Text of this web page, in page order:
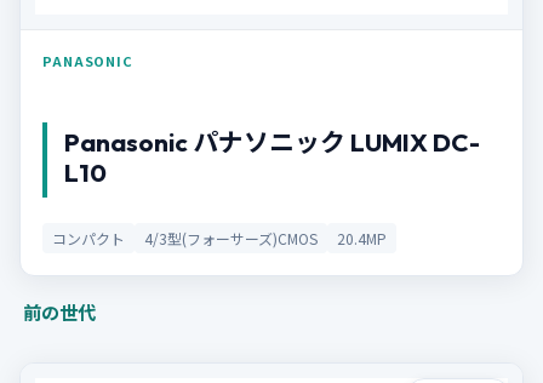
PANASONIC
Panasonic パナソニック LUMIX DC-
L10
コンパクト 4/3型(フォーサーズ)CMOS 20.4MP
前の世代